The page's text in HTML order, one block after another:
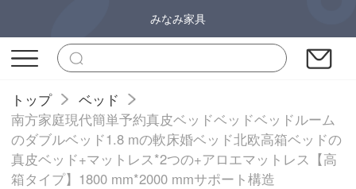
みなみ家具
トップ
ベッド
南方家庭現代簡単予約真皮ベッドベッドベッドルーム
のダブルベッド1.8 mの軟床婚ベッド北欧高箱ベッドの
真皮ベッド+マットレス*2つの+アロエマットレス【高
箱タイプ】1800 mm*2000 mmサポート構造